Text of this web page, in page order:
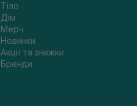
Тіло
Дім
Мерч
Новинки
Акції та знижки
Бренди